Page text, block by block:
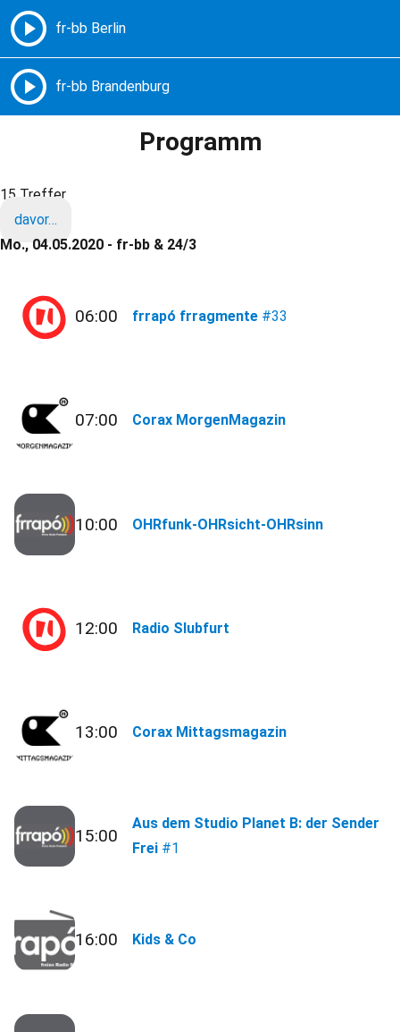
Freie Radios – Berlin Brandenburg
Programm
15 Treffer
davor…
Mo., 04.05.2020 - fr-bb & 24/3
06:00 frrapó frragmente #33
07:00 Corax MorgenMagazin
10:00 OHRfunk-OHRsicht-OHRsinn
12:00 Radio Slubfurt
13:00 Corax Mittagsmagazin
15:00
Aus dem Studio Planet B: der Sender
Frei #1
16:00 Kids & Co